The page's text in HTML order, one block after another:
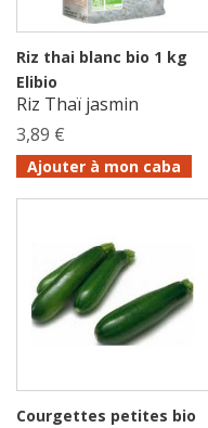
Riz thai blanc bio 1 kg
Elibio
Riz Thaï jasmin
3,89 €
Ajouter à mon caba
Courgettes petites bio